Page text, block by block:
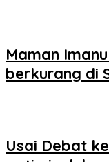
Maman
berkurang di
Usai Debat